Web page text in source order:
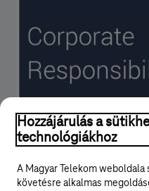
Hozzájárulás a
technológiákhoz
A Magyar Telekom
követésre alkalmas